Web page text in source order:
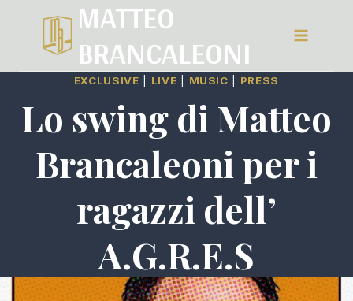
MATTEO
BRANCALEONI
EXCLUSIVE LIVE MUSIC PRESS
Lo swing di Matteo
Brancaleoni per i
ragazzi dell’
A.G.R.E.S